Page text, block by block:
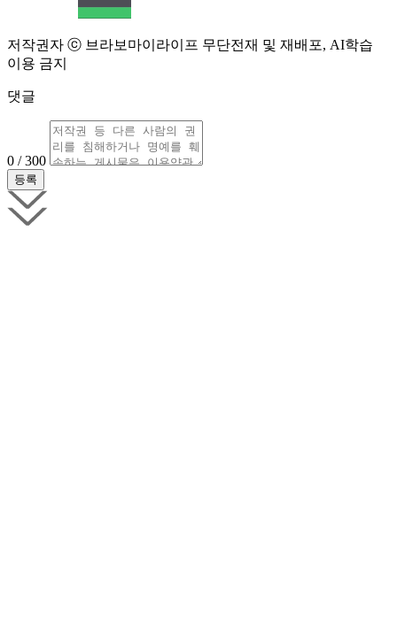
저작권자 ⓒ 브라보마이라이프 무단전재 및 재배포, AI학습
이용 금지
댓글
0 / 300